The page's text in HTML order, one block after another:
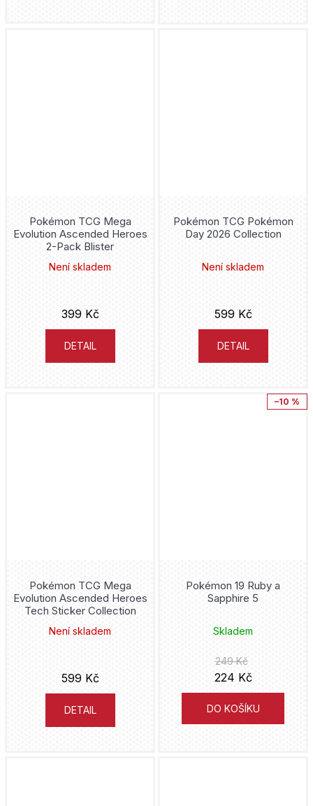
Pokémon TCG Mega
Evolution Ascended Heroes
2-Pack Blister
Není skladem
399 Kč
DETAIL
Pokémon TCG Pokémon
Day 2026 Collection
Není skladem
599 Kč
DETAIL
Pokémon TCG Mega
Evolution Ascended Heroes
Tech Sticker Collection
Není skladem
599 Kč
DETAIL
–10 %
Pokémon 19 Ruby a
Sapphire 5
Skladem
249 Kč
224 Kč
DO KOŠÍKU